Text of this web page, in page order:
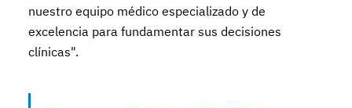
nuestro equipo médico especializado y de
excelencia para fundamentar sus decisiones
clínicas".